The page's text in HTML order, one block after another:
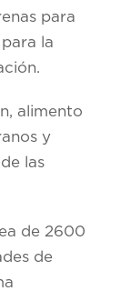
para
la
, alimento
y
las
de 2600
de